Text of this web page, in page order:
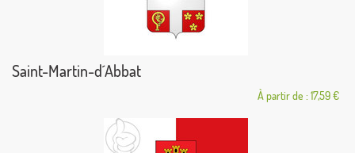
Saint-Martin-d´Abbat
À partir de : 17,59 €